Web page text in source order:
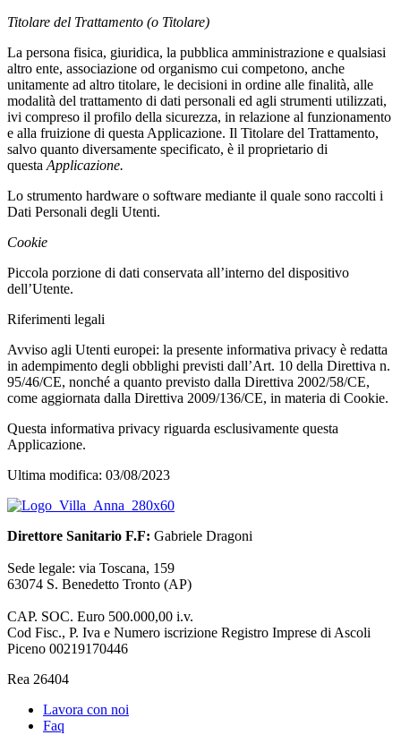
Titolare del Trattamento (o Titolare)
La persona fisica, giuridica, la pubblica amministrazione e qualsiasi
altro ente, associazione od organismo cui competono, anche
unitamente ad altro titolare, le decisioni in ordine alle finalità, alle
modalità del trattamento di dati personali ed agli strumenti utilizzati,
ivi compreso il profilo della sicurezza, in relazione al funzionamento
e alla fruizione di questa Applicazione. Il Titolare del Trattamento,
salvo quanto diversamente specificato, è il proprietario di
questa Applicazione.
Lo strumento hardware o software mediante il quale sono raccolti i
Dati Personali degli Utenti.
Cookie
Piccola porzione di dati conservata all’interno del dispositivo
dell’Utente.
Riferimenti legali
Avviso agli Utenti europei: la presente informativa privacy è redatta
in adempimento degli obblighi previsti dall’Art. 10 della Direttiva n.
95/46/CE, nonché a quanto previsto dalla Direttiva 2002/58/CE,
come aggiornata dalla Direttiva 2009/136/CE, in materia di Cookie.
Questa informativa privacy riguarda esclusivamente questa
Applicazione.
Ultima modifica: 03/08/2023
Direttore Sanitario F.F: Gabriele Dragoni
Sede legale: via Toscana, 159
63074 S. Benedetto Tronto (AP)
CAP. SOC. Euro 500.000,00 i.v.
Cod Fisc., P. Iva e Numero iscrizione Registro Imprese di Ascoli
Piceno 00219170446
Rea 26404
Lavora con noi
Faq